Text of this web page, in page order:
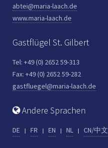
abtei@maria-laach.de
www.maria-laach.de
Gastflügel St. Gilbert
Tel: +49 (0) 2652 59-313
Fax: +49 (0) 2652 59-282
gastfluegel@maria-laach.de
Andere Sprachen
DE FR EN NL CN/中文